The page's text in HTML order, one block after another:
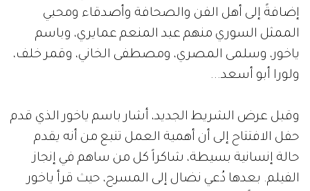
إضافةً إلى أهل الفن والصحافة وأصدقاء ومحبي
الممثل السوري منهم عبد المنعم عمايري، وباسم
ياخور، وسلمى المصري، ومصطفى الخاني، وقمر خلف،
ولورا أبو أسعد...
وقبل عرض الشريط الجديد، أشار باسم ياخور الذي قدم
حفل الافتتاح إلى أن أهمية العمل تنبع من أنه يقدم
حالة إنسانية بسيطة، شاكراً كل من ساهم في إنجاز
الفيلم. بعدها دُعي نضال إلى المسرح، حيث قرأ ياخور